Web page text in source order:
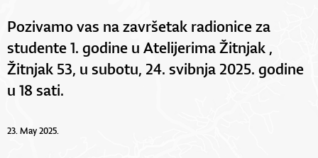
Pozivamo vas na završetak radionice za
studente 1. godine u Atelijerima Žitnjak ,
Žitnjak 53, u subotu, 24. svibnja 2025. godine
u 18 sati.
23. May 2025.